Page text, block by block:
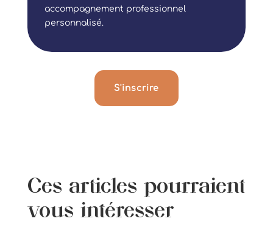
accompagnement professionnel
personnalisé.
S'inscrire
Ces articles pourraient
vous intéresser